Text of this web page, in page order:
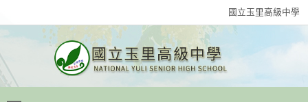
國立玉里高級中學